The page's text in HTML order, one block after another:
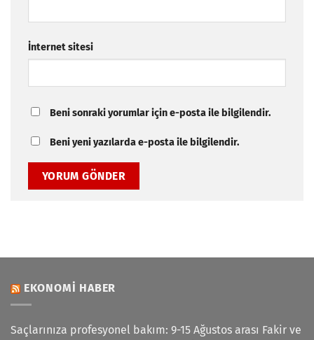
İnternet sitesi
Beni sonraki yorumlar için e-posta ile bilgilendir.
Beni yeni yazılarda e-posta ile bilgilendir.
EKONOMI HABER
Saçlarınıza profesyonel bakım: 9-15 Ağustos arası Fakir ve